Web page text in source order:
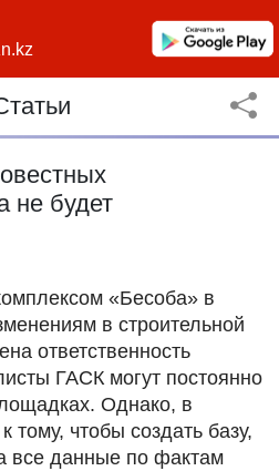
не будет
«Бесоба» в
в строительной
ответственность
ГАСК могут постоянно
Однако, в
тому, чтобы создать базу,
все данные по фактам